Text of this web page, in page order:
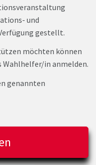
und
gestellt.
möchten können
in anmelden.
genannten